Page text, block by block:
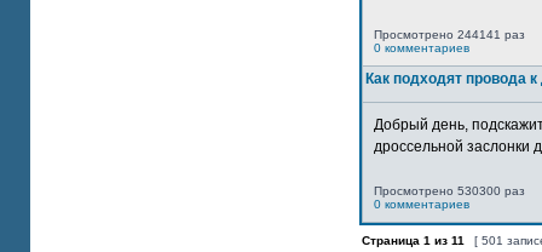
Просмотрено 244141 раз
0 комментариев
Как подходят провода
Добрый день,
дроссельной заслонки
Просмотрено 530300 раз
0 комментариев
Страница 1 из 11 [ 501